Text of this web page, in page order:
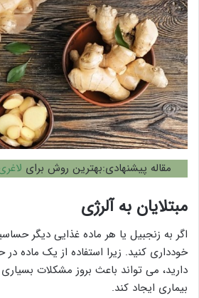
مقاله پیشنهادی:بهترین روش برای
مبتلایان به آلرژی
اگر به زنجبیل یا هر ماده غذایی دیگر
خودداری کنید. زیرا استفاده از یک ماده در
دارید، می تواند باعث بروز مشکلات
بیماری ایجاد کند.